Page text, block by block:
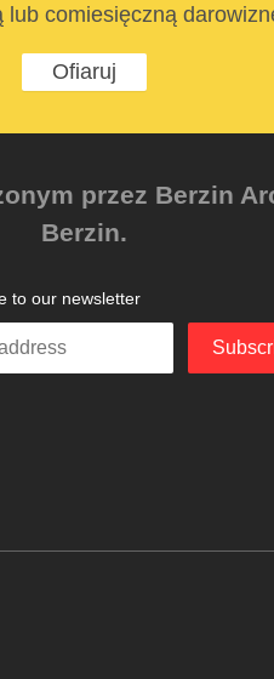
lub comiesięczną
Ofiaruj
przez Berzin
Berzin.
to our newsletter